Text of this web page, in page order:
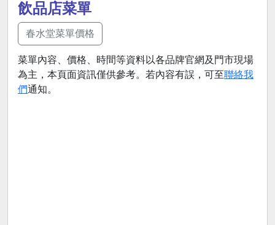
飲品店菜單
春水堂菜單價格
菜單內容、價格、時間等資料以各品牌官網及門市現場
為主，本頁面資訊僅供參考。若內容有誤，可至聯絡我
們通知。